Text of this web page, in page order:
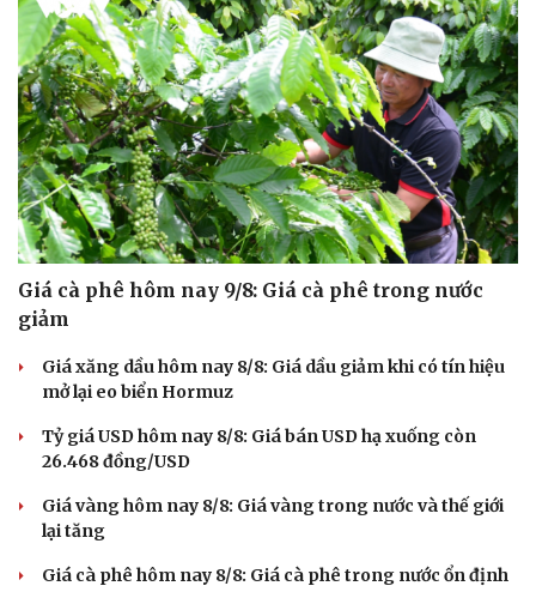
Giá cà phê hôm nay 9/8: Giá cà phê trong nước
giảm
Giá xăng dầu hôm nay 8/8: Giá dầu giảm khi có tín hiệu
mở lại eo biển Hormuz
Tỷ giá USD hôm nay 8/8: Giá bán USD hạ xuống còn
26.468 đồng/USD
Giá vàng hôm nay 8/8: Giá vàng trong nước và thế giới
lại tăng
Giá cà phê hôm nay 8/8: Giá cà phê trong nước ổn định